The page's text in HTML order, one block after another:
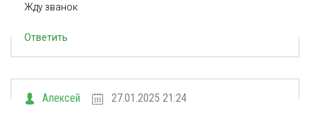
Жду званок
Ответить
Алексей 27.01.2025 21:24